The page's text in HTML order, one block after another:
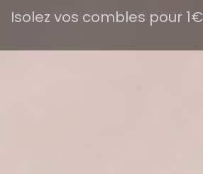
Isolez vos combles pour 1€